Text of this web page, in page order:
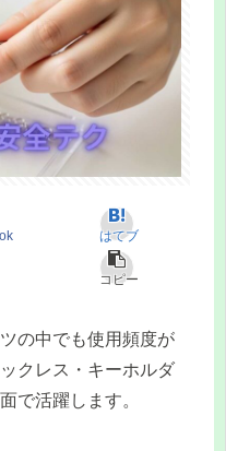
はてブ
コピー
の中でも使用頻度が
クレス・キーホルダ
で活躍します。